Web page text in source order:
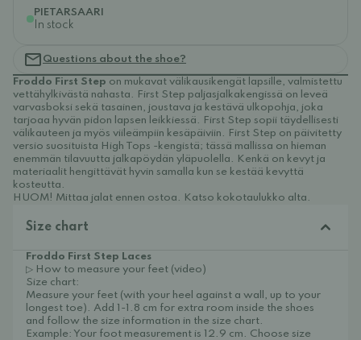
PIETARSAARI
In stock
Questions about the shoe?
Froddo First Step on mukavat välikausikengät lapsille, valmistettu
vettähylkivästä nahasta. First Step paljasjalkakengissä on leveä
varvasboksi sekä tasainen, joustava ja kestävä ulkopohja, joka
tarjoaa hyvän pidon lapsen leikkiessä. First Step sopii täydellisesti
välikauteen ja myös viileämpiin kesäpäiviin. First Step on päivitetty
versio suosituista High Tops -kengistä; tässä mallissa on hieman
enemmän tilavuutta jalkapöydän yläpuolella. Kenkä on kevyt ja
materiaalit hengittävät hyvin samalla kun se kestää kevyttä
kosteutta.
HUOM! Mittaa jalat ennen ostoa. Katso kokotaulukko alta.
Size chart
Froddo First Step Laces
▷ How to measure your feet (video)
Size chart:
Measure your feet (with your heel against a wall, up to your
longest toe). Add 1-1.8 cm for extra room inside the shoes
and follow the size information in the size chart.
Example: Your foot measurement is 12.9 cm. Choose size